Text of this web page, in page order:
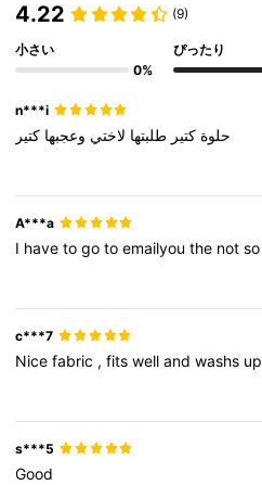
4.22 (9)
小さい
0%
ぴったり
n***i
حلوة كتير طلبتها لاختي وعجبها كتير
A***a
I havetogotoemailyouthe notso
c***7
Nicefabric ,fitswellandwashs up
s***5
Good